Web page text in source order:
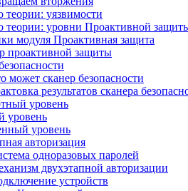
теории: уязвимости
теории: уровни Проактивной
модуля Проактивная защита
проактивной защиты
может сканер безопасности
результатов сканера
уровень
уровень
уровень
авторизация
одноразовых паролей
двухэтапной авторизации
устройств